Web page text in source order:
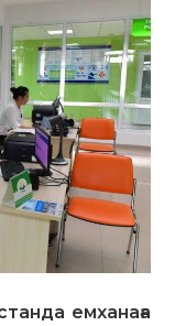
емханаға